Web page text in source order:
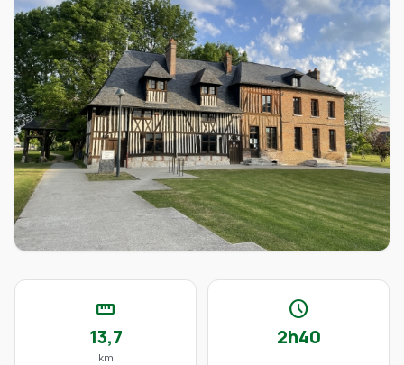
straighten
13,7
km
schedule
2h40